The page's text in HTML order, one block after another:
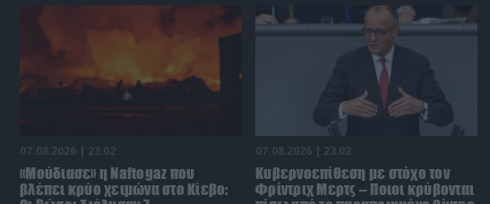
07.08.2026 | 23:02
«Μούδιασε» η Naftogaz που
βλέπει κρύο χειμώνα στο Κίεβο:
07.08.2026 | 23:02
Κυβερνοεπίθεση με στόχο τον
Φρίντριχ Μερτς – Ποιοι κρύβονται